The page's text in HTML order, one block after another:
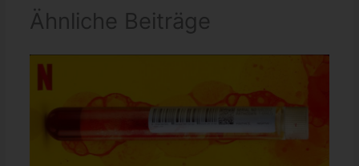
Ähnliche Beiträge